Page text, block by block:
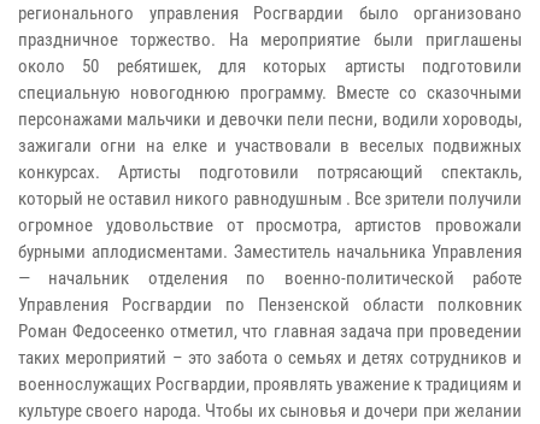
регионального управления Росгвардии было организовано
праздничное торжество. На мероприятие были приглашены
около 50 ребятишек, для которых артисты подготовили
специальную новогоднюю программу. Вместе со сказочными
персонажами мальчики и девочки пели песни, водили хороводы,
зажигали огни на елке и участвовали в веселых подвижных
конкурсах. Артисты подготовили потрясающий спектакль,
который не оставил никого равнодушным . Все зрители получили
огромное удовольствие от просмотра, артистов провожали
бурными аплодисментами. Заместитель начальника Управления
— начальник отделения по военно-политической работе
Управления Росгвардии по Пензенской области полковник
Роман Федосеенко отметил, что главная задача при проведении
таких мероприятий – это забота о семьях и детях сотрудников и
военнослужащих Росгвардии, проявлять уважение к традициям и
культуре своего народа. Чтобы их сыновья и дочери при желании